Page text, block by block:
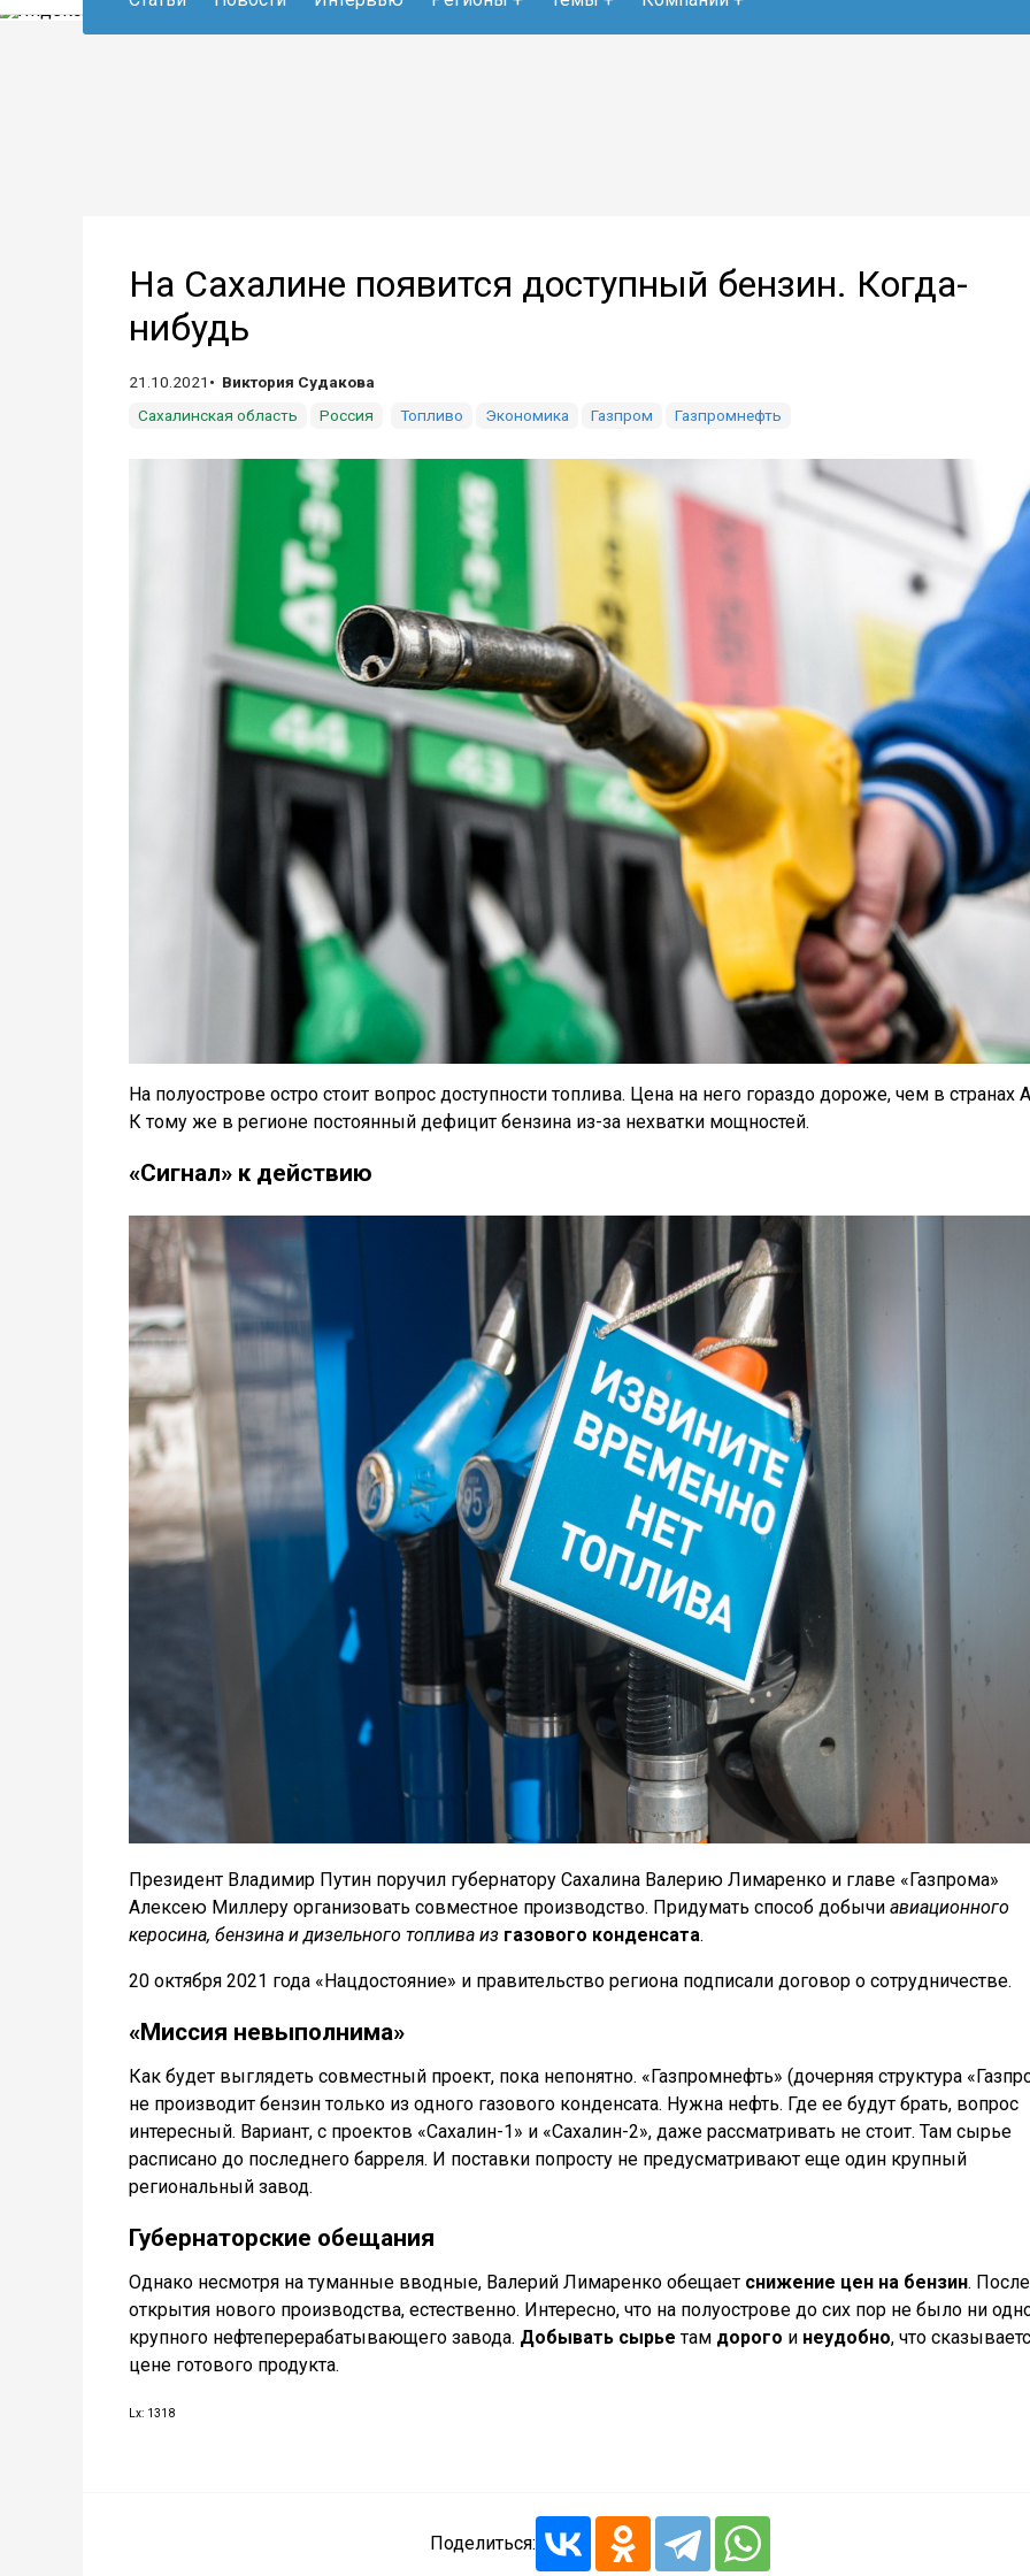
На Сахалине появится доступный бензин. Когда-
нибудь
21.10.2021
Виктория Судакова
Сахалинская область
Россия Топливо Экономика Газпром Газпромнефть
На полуострове остро стоит вопрос доступности топлива. Цена на него гораздо дороже, чем в странах
К тому же в регионе постоянный дефицит бензина из-за нехватки мощностей.
«Сигнал» к действию
Президент Владимир Путин поручил губернатору Сахалина Валерию Лимаренко и главе «Газпрома»
Алексею Миллеру организовать совместное производство. Придумать способ добычи авиационного
керосина, бензина и дизельного топлива из газового конденсата.
20 октября 2021 года «Нацдостояние» и правительство региона подписали договор о сотрудничестве.
«Миссия невыполнима»
Как будет выглядеть совместный проект, пока непонятно. «Газпромнефть» (дочерняя структура
не производит бензин только из одного газового конденсата. Нужна нефть. Где ее будут брать, вопрос
интересный. Вариант, с проектов «Сахалин-1» и «Сахалин-2», даже рассматривать не стоит. Там сырье
расписано до последнего барреля. И поставки попросту не предусматривают еще один крупный
региональный завод.
Губернаторские обещания
Однако несмотря на туманные вводные, Валерий Лимаренко обещает снижение цен на бензин. После
открытия нового производства, естественно. Интересно, что на полуострове до сих пор не было ни
крупного нефтеперерабатывающего завода. Добывать сырье там дорого и неудобно, что
цене готового продукта.
Lx: 1318
Поделиться: